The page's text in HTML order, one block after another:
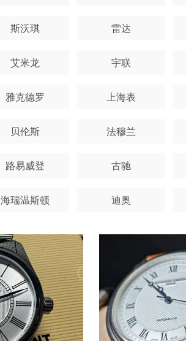
斯沃琪 雷达
艾米龙 宇联
雅克德罗 上海表
贝伦斯 法穆兰
路易威登 古驰
海瑞温斯顿 迪奥